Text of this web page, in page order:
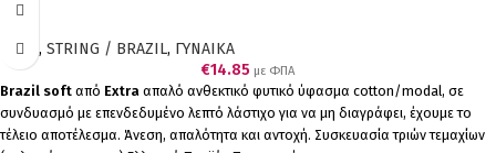
Γκρι
Σλίπς , STRING / BRAZIL, ΓΥΝΑΙΚΑ
€14.85 με ΦΠΑ
Brazil soft από Extra απαλό ανθεκτικό φυτικό ύφασμα cotton/modal, σε
συνδυασμό με επενδεδυμένο λεπτό λάστιχο για να μη διαγράφει, έχουμε το
τέλειο αποτέλεσμα. Άνεση, απαλότητα και αντοχή. Συσκευασία τριών τεμαχίων